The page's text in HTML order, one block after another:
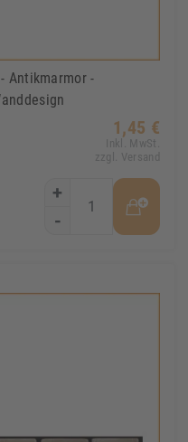
Antikmarmor -
1,45 €
Inkl. MwSt.
zzgl. Versand
+
-